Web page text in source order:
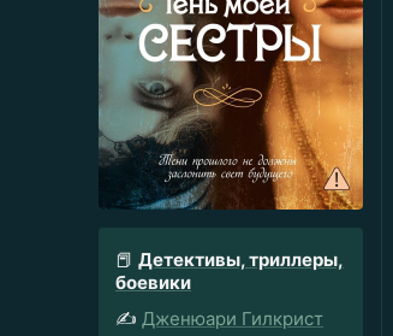
📕 Детективы, триллеры,
боевики
✍️ Дженюари Гилкрист